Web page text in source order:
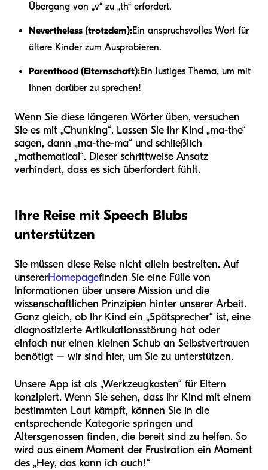
Übergang von „v“ zu „th“ erfordert.
Nevertheless (trotzdem):Ein anspruchsvolles Wort für
ältere Kinder zum Ausprobieren.
Parenthood (Elternschaft):Ein lustiges Thema, um mit
Ihnen darüber zu sprechen!
Wenn Sie diese längeren Wörter üben, versuchen
Sie es mit „Chunking“. Lassen Sie Ihr Kind „ma-the“
sagen, dann „ma-the-ma“ und schließlich
„mathematical“. Dieser schrittweise Ansatz
verhindert, dass es sich überfordert fühlt.
Ihre Reise mit Speech Blubs
unterstützen
Sie müssen diese Reise nicht allein bestreiten. Auf
unsererHomepagefinden Sie eine Fülle von
Informationen über unsere Mission und die
wissenschaftlichen Prinzipien hinter unserer Arbeit.
Ganz gleich, ob Ihr Kind ein „Spätsprecher“ ist, eine
diagnostizierte Artikulationsstörung hat oder
einfach nur einen kleinen Schub an Selbstvertrauen
benötigt – wir sind hier, um Sie zu unterstützen.
Unsere App ist als „Werkzeugkasten“ für Eltern
konzipiert. Wenn Sie sehen, dass Ihr Kind mit einem
bestimmten Laut kämpft, können Sie in die
entsprechende Kategorie springen und
Altersgenossen finden, die bereit sind zu helfen. So
wird aus einem Moment der Frustration ein Moment
des „Hey, das kann ich auch!“